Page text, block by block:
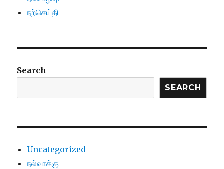
நற்செய்தி
Search
SEARCH
Uncategorized
நல்வாக்கு